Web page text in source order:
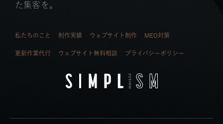
た集客を。
私たちのこと 制作実績 ウェブサイト制作 MEO対策
更新作業代行 ウェブサイト無料相談 プライバシーポリシー